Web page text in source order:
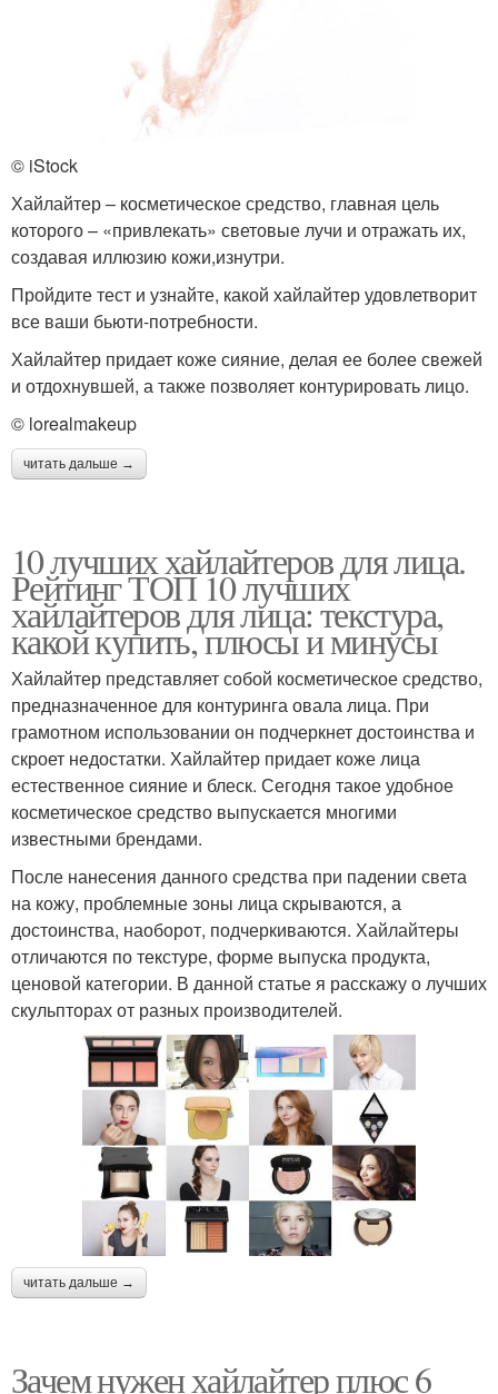
© iStock
Хайлайтер – косметическое средство, главная цель
которого – «привлекать» световые лучи и отражать их,
создавая иллюзию кожи,изнутри.
Пройдите тест и узнайте, какой хайлайтер удовлетворит
все ваши бьюти-потребности.
Хайлайтер придает коже сияние, делая ее более свежей
и отдохнувшей, а также позволяет контурировать лицо.
© lorealmakeup
читать дальше →
10 лучших хайлайтеров для лица.
Рейтинг ТОП 10 лучших
хайлайтеров для лица: текстура,
какой купить, плюсы и минусы
Хайлайтер представляет собой косметическое средство,
предназначенное для контуринга овала лица. При
грамотном использовании он подчеркнет достоинства и
скроет недостатки. Хайлайтер придает коже лица
естественное сияние и блеск. Сегодня такое удобное
косметическое средство выпускается многими
известными брендами.
После нанесения данного средства при падении света
на кожу, проблемные зоны лица скрываются, а
достоинства, наоборот, подчеркиваются. Хайлайтеры
отличаются по текстуре, форме выпуска продукта,
ценовой категории. В данной статье я расскажу о лучших
скульпторах от разных производителей.
читать дальше →
Зачем нужен хайлайтер плюс 6